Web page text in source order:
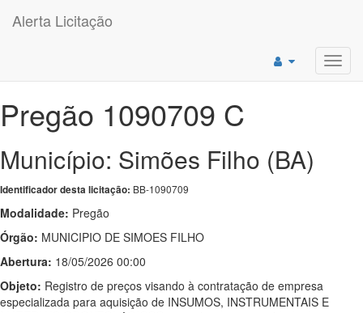
Alerta Licitação
Pregão 1090709 C
Município: Simões Filho (BA)
Identificador desta licitação: BB-1090709
Modalidade: Pregão
Órgão: MUNICIPIO DE SIMOES FILHO
Abertura: 18/05/2026 00:00
Objeto: Registro de preços visando à contratação de empresa
especializada para aquisição de INSUMOS, INSTRUMENTAIS E